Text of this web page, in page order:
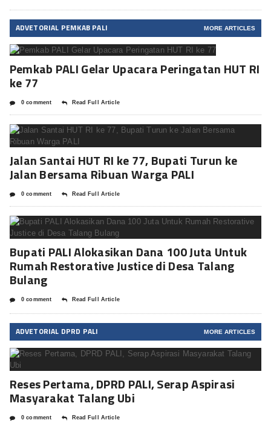
ADVETORIAL PEMKAB PALI MORE ARTICLES
Pemkab PALI Gelar Upacara Peringatan HUT RI
ke 77
0 comment Read Full Article
Jalan Santai HUT RI ke 77, Bupati Turun ke
Jalan Bersama Ribuan Warga PALI
0 comment Read Full Article
Bupati PALI Alokasikan Dana 100 Juta Untuk
Rumah Restorative Justice di Desa Talang
Bulang
0 comment Read Full Article
ADVETORIAL DPRD PALI MORE ARTICLES
Reses Pertama, DPRD PALI, Serap Aspirasi
Masyarakat Talang Ubi
0 comment Read Full Article